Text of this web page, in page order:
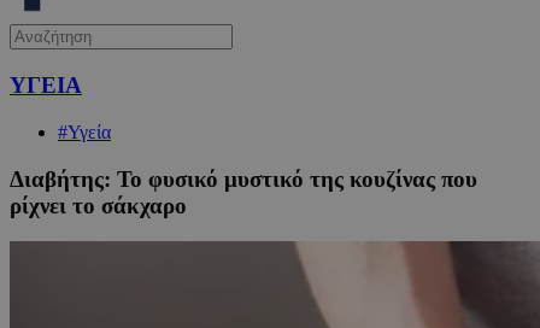
ΥΓΕΙΑ
#Υγεία
Διαβήτης: Το φυσικό μυστικό της κουζίνας που
ρίχνει το σάκχαρο